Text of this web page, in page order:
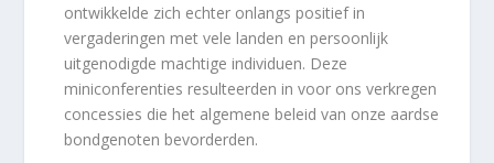
ontwikkelde zich echter onlangs positief in
vergaderingen met vele landen en persoonlijk
uitgenodigde machtige individuen. Deze
miniconferenties resulteerden in voor ons verkregen
concessies die het algemene beleid van onze aardse
bondgenoten bevorderden.